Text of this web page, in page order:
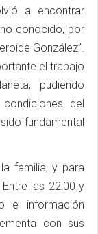
a encontrar
conocido, por
González”.
el trabajo
pudiendo
del
fundamental
familia, y para
las 22:00 y
e información
con sus